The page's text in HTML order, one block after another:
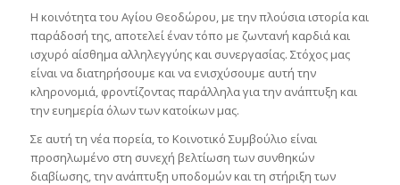
Η κοινότητα του Αγίου Θεοδώρου, με την πλούσια ιστορία και
παράδοσή της, αποτελεί έναν τόπο με ζωντανή καρδιά και
ισχυρό αίσθημα αλληλεγγύης και συνεργασίας. Στόχος μας
είναι να διατηρήσουμε και να ενισχύσουμε αυτή την
κληρονομιά, φροντίζοντας παράλληλα για την ανάπτυξη και
την ευημερία όλων των κατοίκων μας.
Σε αυτή τη νέα πορεία, το Κοινοτικό Συμβούλιο είναι
προσηλωμένο στη συνεχή βελτίωση των συνθηκών
διαβίωσης, την ανάπτυξη υποδομών και τη στήριξη των